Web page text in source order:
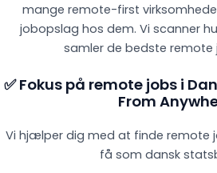
mange remote-first
jobopslag hos dem. Vi scanner
samler de bedste remote
✅ Fokus på remote jobs i
From
Vi hjælper dig med at finde remote
få som dansk